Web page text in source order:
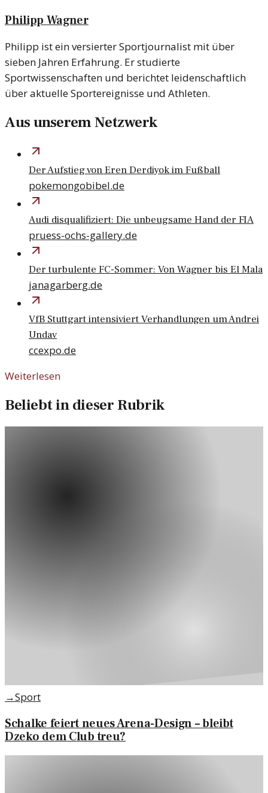
Philipp Wagner
Philipp ist ein versierter Sportjournalist mit über
sieben Jahren Erfahrung. Er studierte
Sportwissenschaften und berichtet leidenschaftlich
über aktuelle Sportereignisse und Athleten.
Aus unserem Netzwerk
Der Aufstieg von Eren Derdiyok im Fußball
pokemongobibel.de
Audi disqualifiziert: Die unbeugsame Hand der FIA
pruess-ochs-gallery.de
Der turbulente FC-Sommer: Von Wagner bis El Mala
janagarberg.de
VfB Stuttgart intensiviert Verhandlungen um Andrei
Undav
ccexpo.de
Weiterlesen
Beliebt in dieser Rubrik
→Sport
Schalke feiert neues Arena-Design – bleibt
Dzeko dem Club treu?